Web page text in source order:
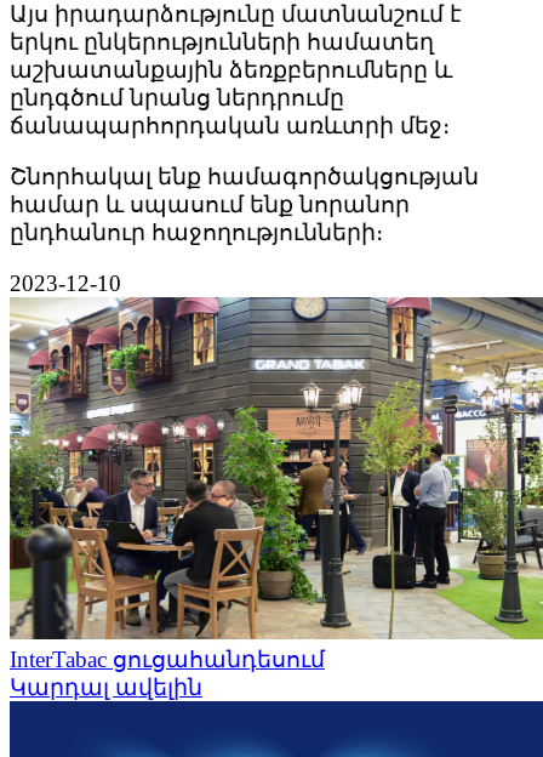
Այս իրադարձությունը մատնանշում է
երկու ընկերությունների համատեղ
աշխատանքային ձեռքբերումները և
ընդգծում նրանց ներդրումը
ճանապարհորդական առևտրի մեջ։
Շնորհակալ ենք համագործակցության
համար և սպասում ենք նորանոր
ընդհանուր հաջողությունների։
2023-12-10
InterTabac ցուցահանդեսում
Կարդալ ավելին